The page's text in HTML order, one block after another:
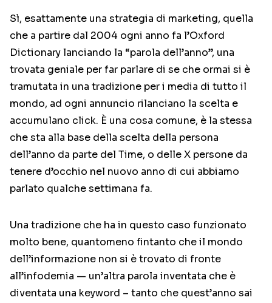
Sì, esattamente una strategia di marketing, quella
che a partire dal 2004 ogni anno fa l’Oxford
Dictionary lanciando la “parola dell’anno”, una
trovata geniale per far parlare di se che ormai si è
tramutata in una tradizione per i media di tutto il
mondo, ad ogni annuncio rilanciano la scelta e
accumulano click. È una cosa comune, è la stessa
che sta alla base della scelta della persona
dell’anno da parte del Time, o delle X persone da
tenere d’occhio nel nuovo anno di cui abbiamo
parlato qualche settimana fa.
Una tradizione che ha in questo caso funzionato
molto bene, quantomeno fintanto che il mondo
dell’informazione non si è trovato di fronte
all’infodemia — un’altra parola inventata che è
diventata una keyword – tanto che quest’anno sai